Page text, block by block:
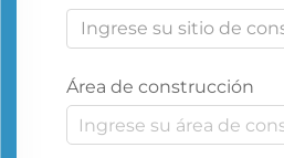
Ingrese su sitio de
Área de construcción